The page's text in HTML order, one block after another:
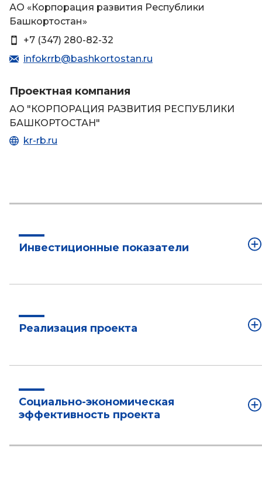
АО «Корпорация развития Республики
Башкортостан»
+7 (347) 280-82-32
infokrrb@bashkortostan.ru
Проектная компания
АО "КОРПОРАЦИЯ РАЗВИТИЯ РЕСПУБЛИКИ
БАШКОРТОСТАН"
kr-rb.ru
Инвестиционные показатели
Реализация проекта
Социально-экономическая
эффективность проекта